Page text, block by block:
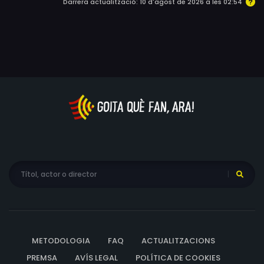
METODOLOGIA FAQ
ACTUALITZACIONS
PREMSA
AVÍS LEGAL POLÍTICA DE COOKIES